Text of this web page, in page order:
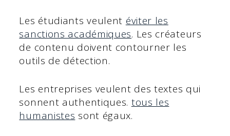
Les étudiants veulent éviter les
sanctions académiques. Les créateurs
de contenu doivent contourner les
outils de détection.
Les entreprises veulent des textes qui
sonnent authentiques. tous les
humanistes sont égaux.